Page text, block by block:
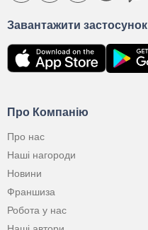
Про Компанію
Про нас
Наші нагороди
Новини
Франшиза
Робота у нас
Завантажити застосунок